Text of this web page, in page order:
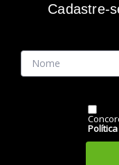
Fone Headset Básico,
Código: 28403
Vendido e Entregue por:
Cadastre-